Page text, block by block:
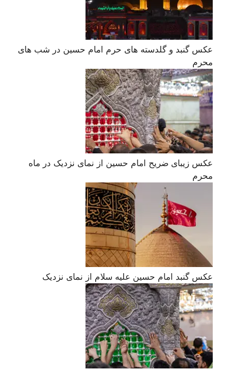
عکس گنبد و گلدسته های حرم امام حسین در شب های
محرم
عکس زیبای ضریح امام حسین از نمای نزدیک در ماه
محرم
عکس گنبد امام حسین علیه سلام از نمای نزدیک